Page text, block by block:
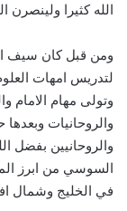
الله كثيرا ولينصرن
ومن قبل كان سيف
لتدريس امهات
وتولى مهام
والروحانيات
والروحانيين بفضل
السوسي من ابرز
في الخليج وشمال